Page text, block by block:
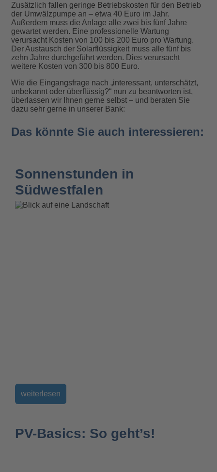
Zusätzlich fallen geringe Betriebskosten für den Betrieb
der Umwälzpumpe an – etwa 40 Euro im Jahr.
Außerdem muss die Anlage alle zwei bis fünf Jahre
gewartet werden. Eine professionelle Wartung
verursacht Kosten von 100 bis 200 Euro pro Wartung.
Der Austausch der Solarflüssigkeit muss alle fünf bis
zehn Jahre durchgeführt werden. Dies verursacht
weitere Kosten von 300 bis 800 Euro.
Wie die Eingangsfrage nach „interessant, unterschätzt,
unbekannt oder überflüssig?“ nun zu beantworten ist,
überlassen wir Ihnen gerne selbst – und beraten Sie
dazu sehr gerne in unserer Bank:
Das könnte Sie auch interessieren:
Sonnenstunden in
Südwestfalen
weiterlesen
PV-Basics: So geht’s!